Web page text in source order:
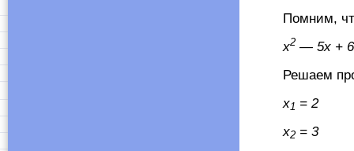
Помним, что
x2— 5x+
Решаем
x1 = 2
x2= 3